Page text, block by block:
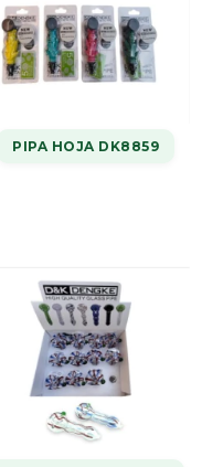
PIPA HOJA DK8859